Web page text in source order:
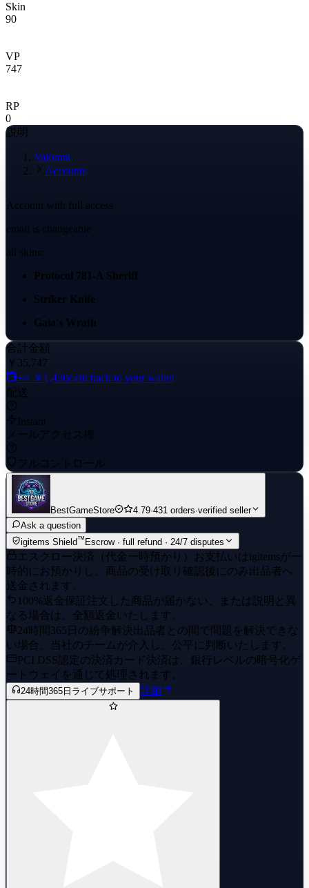
Skin
90
VP
747
RP
0
説明
Valorant
Accounts
Account with full access
email is changeable
all skins:
Protocol 781-A Sheriff
Striker Knife
Gaia's Wrath
Glitchpop Vandal
Celestial Fan
Ruination Spectre
Reaver Karambit
Ruination Phantom
Velocity Karambit
Undercity Phantom
Reaver Phantom
Reaver Ghost
Ion Operator
Undercity Classic
Reaver Odin
Reaver Spectre
Oni Phantom
合計金額
￥35,747
+≈ ￥1,430cash back to your wallet
配送
Instant
メールアクセス権
フルコントロール
BestGameStore 4.79·431 orders·verified seller
Ask a question
igitems Shield™ Escrow · full refund · 24/7 disputes
エスクロー決済（代金一時預かり） お支払いはigitemsが一
時的にお預かりし、商品の受け取り確認後にのみ出品者へ
送金されます。
100%返金保証 注文した商品が届かない、または説明と異
なる場合は、全額返金いたします。
24時間365日の紛争解決出品者との間で問題を解決できな
い場合、当社のチームが介入し、公平に判断いたします。
PCI DSS認定の決済 カード決済は、銀行レベルの暗号化ゲ
ートウェイを通じて処理されます。
24時間365日ライブサポート 詳細